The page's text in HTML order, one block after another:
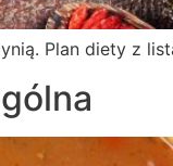
Plan diety z